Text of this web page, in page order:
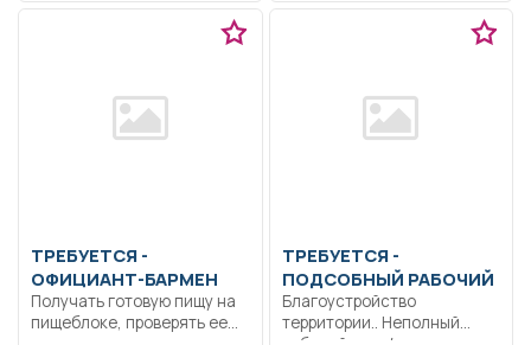
ТРЕБУЕТСЯ -
ОФИЦИАНТ-БАРМЕН
Получать готовую пищу на
пищеблоке, проверять ее
ТРЕБУЕТСЯ -
ПОДСОБНЫЙ РАБОЧИЙ
Благоустройство
территории.. Неполный